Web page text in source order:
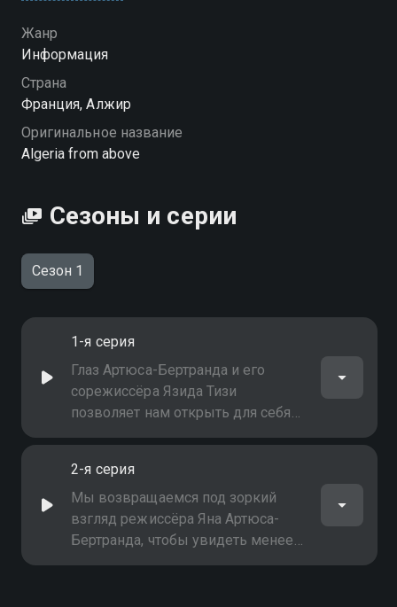
Посмотреть онлайн 1 сезон сериала Алжир с
высоты птичьего полёта вы можете совершенно
бесплатно в хорошем HD качестве на Смотрёшке
Жанр
Информация
Страна
Франция, Алжир
Оригинальное название
Algeria from above
Сезоны и серии
Сезон 1
1-я серия
Глаз Артюса-Бертранда и его
сорежиссёра Язида Тизи
позволяет нам открыть для себя
эту впечатляющую страну,
культурными и природными
богатствами
2-я серия
Мы возвращаемся под зоркий
взгляд режиссёра Яна Артюса-
Бертранда, чтобы увидеть менее
известный, но богатый волнистый